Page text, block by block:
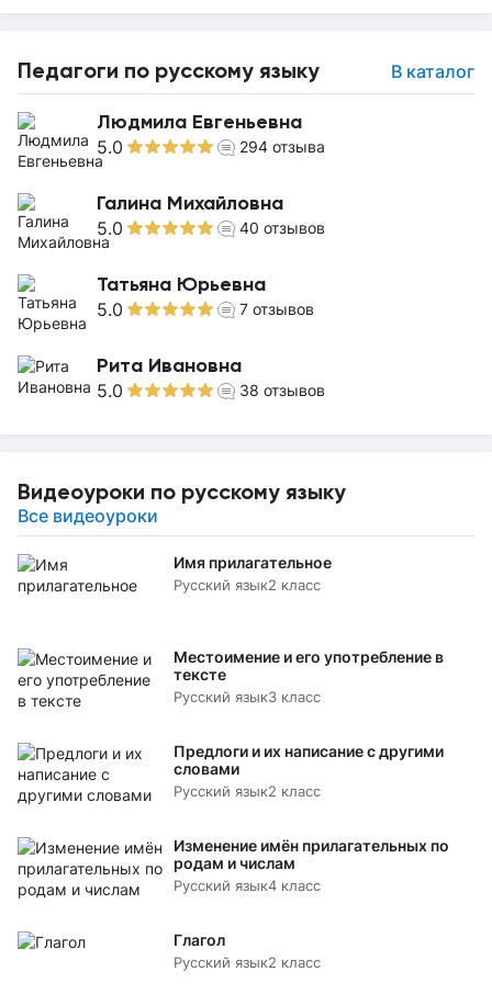
Педагоги по русскому языку В каталог
Людмила Евгеньевна
5.0 294 отзыва
Галина Михайловна
5.0 40 отзывов
Татьяна Юрьевна
5.0 7 отзывов
Рита Ивановна
5.0 38 отзывов
Видеоуроки по русскому языку
Все видеоуроки
Имя прилагательное
Русский язык2 класс
Местоимение и его употребление в
тексте
Русский язык3 класс
Предлоги и их написание с другими
словами
Русский язык2 класс
Изменение имён прилагательных по
родам и числам
Русский язык4 класс
Глагол
Русский язык2 класс